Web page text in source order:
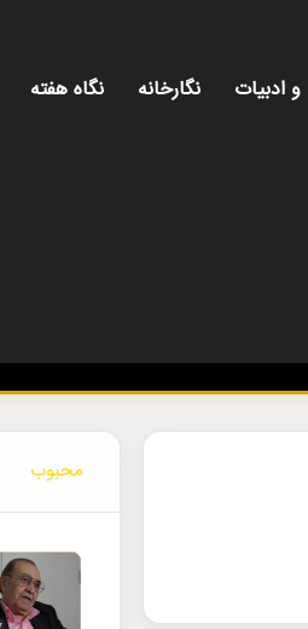
ادبیات نگارخانه نگاه هفته
میز
محبوب